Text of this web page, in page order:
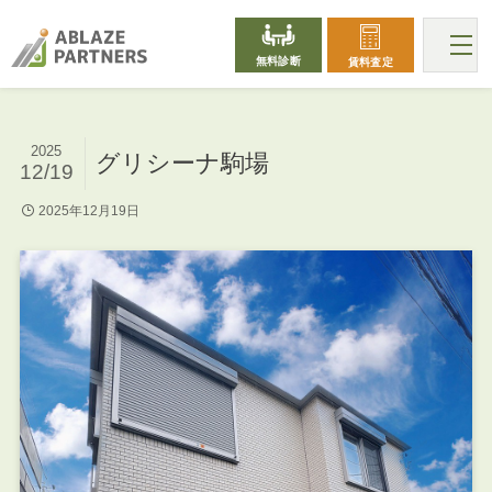
無料診断 賃料査定
グリシーナ駒場
2025
12/19
2025年12月19日